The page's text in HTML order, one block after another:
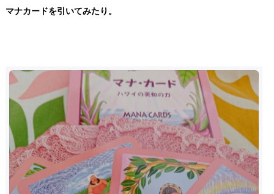
マナカードを引いてみたり。